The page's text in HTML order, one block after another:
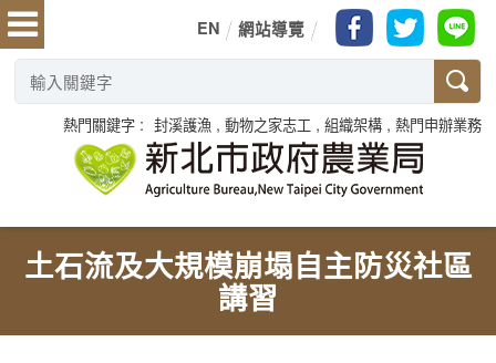
EN 網站導覽
熱門關鍵字 封溪護漁 動物之家志工 組織架構 熱門申辦業務
土石流及大規模崩塌自主防災社區
講習